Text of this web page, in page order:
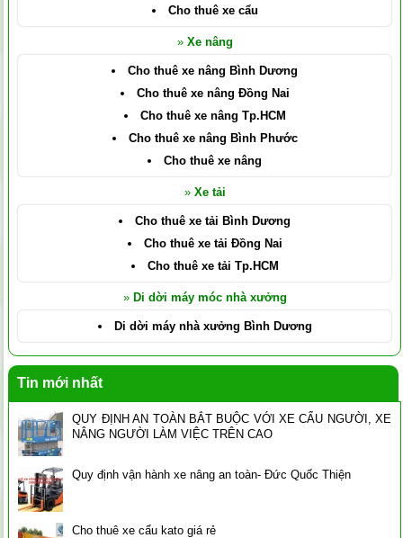
Cho thuê xe cẩu
» Xe nâng
Cho thuê xe nâng Bình Dương
Cho thuê xe nâng Đồng Nai
Cho thuê xe nâng Tp.HCM
Cho thuê xe nâng Bình Phước
Cho thuê xe nâng
» Xe tải
Cho thuê xe tải Bình Dương
Cho thuê xe tải Đồng Nai
Cho thuê xe tải Tp.HCM
» Di dời máy móc nhà xưởng
Di dời máy nhà xưởng Bình Dương
Tin mới nhất
QUY ĐỊNH AN TOÀN BẮT BUỘC VỚI XE CẨU NGƯỜI, XE
NÂNG NGƯỜI LÀM VIỆC TRÊN CAO
Quy định vận hành xe nâng an toàn- Đức Quốc Thiện
Cho thuê xe cẩu kato giá rẻ